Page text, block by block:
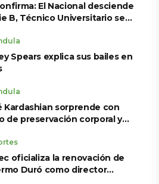
El Nacional desciende
B, Técnico Universitario se
2026
Spears explica sus bailes en
Kardashian sorprende con
de preservación corporal y
oficializa la renovación de
Duró como director